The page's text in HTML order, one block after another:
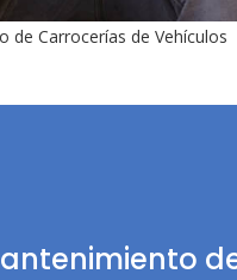
de Carrocerías de Vehículos